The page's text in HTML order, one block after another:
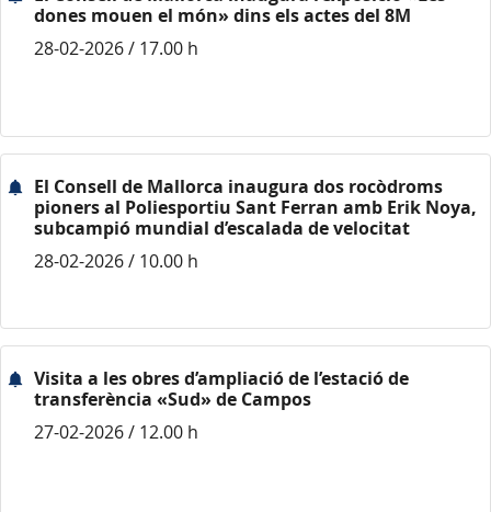
dones mouen el món» dins els actes del 8M
28-02-2026 / 17.00 h
El Consell de Mallorca inaugura dos rocòdroms
pioners al Poliesportiu Sant Ferran amb Erik Noya,
subcampió mundial d’escalada de velocitat
28-02-2026 / 10.00 h
Visita a les obres d’ampliació de l’estació de
transferència «Sud» de Campos
27-02-2026 / 12.00 h